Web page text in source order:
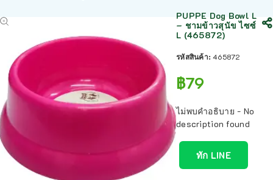
PUPPE Dog Bowl L
– ชามข้าวสุนัข ไซซ์
L (465872)
รหัสสินค้า:465872
฿79
ไม่พบคำอธิบาย - No
description found
ทัก LINE